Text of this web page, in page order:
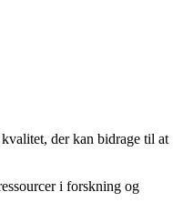
der kan bidrage til at
i forskning og